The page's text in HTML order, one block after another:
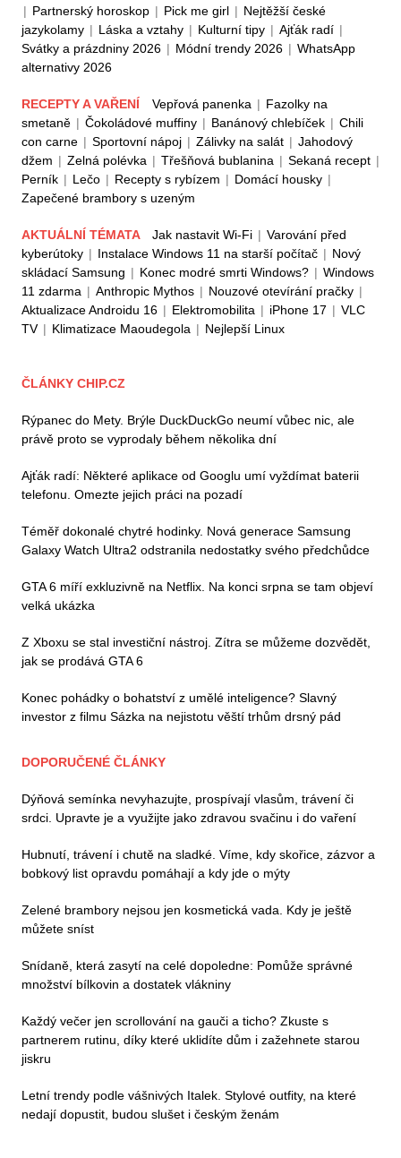
| Partnerský horoskop | Pick me girl | Nejtěžší české
jazykolamy | Láska a vztahy | Kulturní tipy | Ajťák radí |
Svátky a prázdniny 2026 | Módní trendy 2026 | WhatsApp
alternativy 2026
RECEPTY A VAŘENÍ Vepřová panenka | Fazolky na
smetaně | Čokoládové muffiny | Banánový chlebíček | Chili
con carne | Sportovní nápoj | Zálivky na salát | Jahodový
džem | Zelná polévka | Třešňová bublanina | Sekaná recept |
Perník | Lečo | Recepty s rybízem | Domácí housky |
Zapečené brambory s uzeným
AKTUÁLNÍ TÉMATA Jak nastavit Wi-Fi | Varování před
kyberútoky | Instalace Windows 11 na starší počítač | Nový
skládací Samsung | Konec modré smrti Windows? | Windows
11 zdarma | Anthropic Mythos | Nouzové otevírání pračky |
Aktualizace Androidu 16 | Elektromobilita | iPhone 17 | VLC
TV | Klimatizace Maoudegola | Nejlepší Linux
ČLÁNKY CHIP.CZ
Rýpanec do Mety. Brýle DuckDuckGo neumí vůbec nic, ale
právě proto se vyprodaly během několika dní
Ajťák radí: Některé aplikace od Googlu umí vyždímat baterii
telefonu. Omezte jejich práci na pozadí
Téměř dokonalé chytré hodinky. Nová generace Samsung
Galaxy Watch Ultra2 odstranila nedostatky svého předchůdce
GTA 6 míří exkluzivně na Netflix. Na konci srpna se tam objeví
velká ukázka
Z Xboxu se stal investiční nástroj. Zítra se můžeme dozvědět,
jak se prodává GTA 6
Konec pohádky o bohatství z umělé inteligence? Slavný
investor z filmu Sázka na nejistotu věští trhům drsný pád
DOPORUČENÉ ČLÁNKY
Dýňová semínka nevyhazujte, prospívají vlasům, trávení či
srdci. Upravte je a využijte jako zdravou svačinu i do vaření
Hubnutí, trávení i chutě na sladké. Víme, kdy skořice, zázvor a
bobkový list opravdu pomáhají a kdy jde o mýty
Zelené brambory nejsou jen kosmetická vada. Kdy je ještě
můžete sníst
Snídaně, která zasytí na celé dopoledne: Pomůže správné
množství bílkovin a dostatek vlákniny
Každý večer jen scrollování na gauči a ticho? Zkuste s
partnerem rutinu, díky které uklidíte dům i zažehnete starou
jiskru
Letní trendy podle vášnivých Italek. Stylové outfity, na které
nedají dopustit, budou slušet i českým ženám